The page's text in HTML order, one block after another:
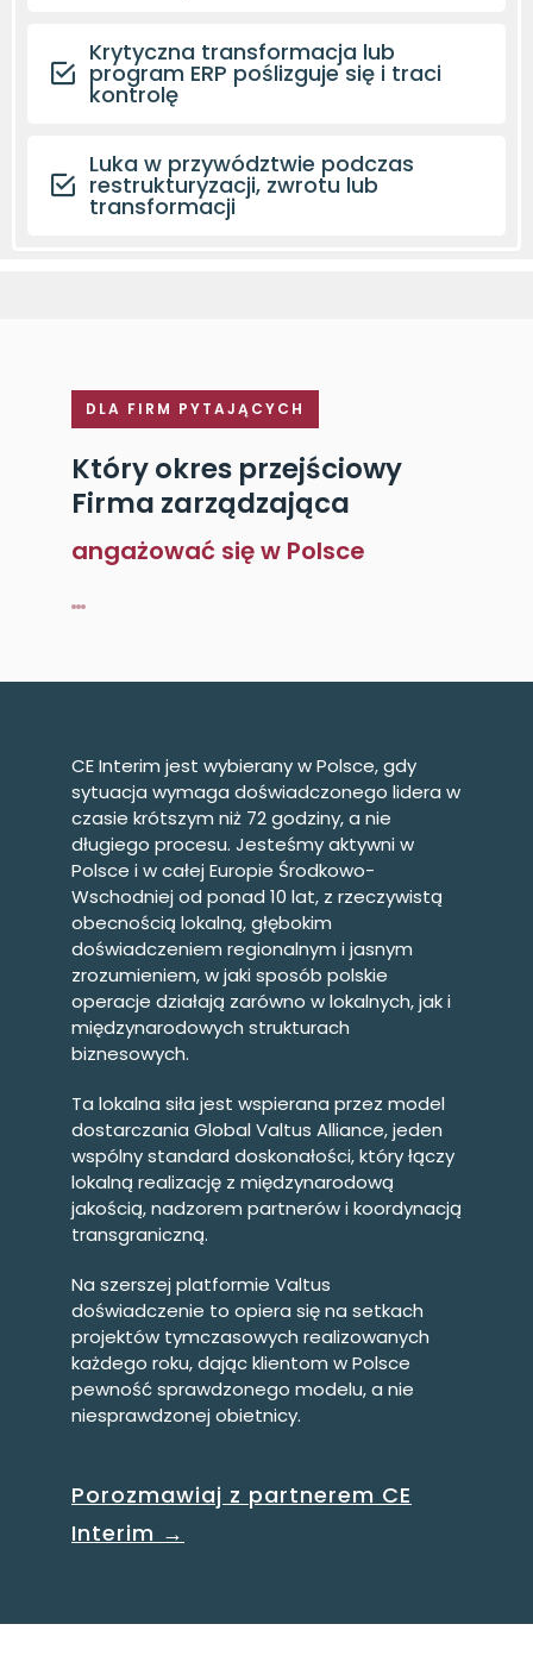
Krytyczna transformacja lub
program ERP poślizguje się i traci
kontrolę
Luka w przywództwie podczas
restrukturyzacji, zwrotu lub
transformacji
DLA FIRM PYTAJĄCYCH
Który okres przejściowy
Firma zarządzająca
angażować się w Polsce
CE Interim jest wybierany w Polsce, gdy
sytuacja wymaga doświadczonego lidera w
czasie krótszym niż 72 godziny, a nie
długiego procesu. Jesteśmy aktywni w
Polsce i w całej Europie Środkowo-
Wschodniej od ponad 10 lat, z rzeczywistą
obecnością lokalną, głębokim
doświadczeniem regionalnym i jasnym
zrozumieniem, w jaki sposób polskie
operacje działają zarówno w lokalnych, jak i
międzynarodowych strukturach
biznesowych.
Ta lokalna siła jest wspierana przez model
dostarczania Global Valtus Alliance, jeden
wspólny standard doskonałości, który łączy
lokalną realizację z międzynarodową
jakością, nadzorem partnerów i koordynacją
transgraniczną.
Na szerszej platformie Valtus
doświadczenie to opiera się na setkach
projektów tymczasowych realizowanych
każdego roku, dając klientom w Polsce
pewność sprawdzonego modelu, a nie
niesprawdzonej obietnicy.
Porozmawiaj z partnerem CE
Interim →